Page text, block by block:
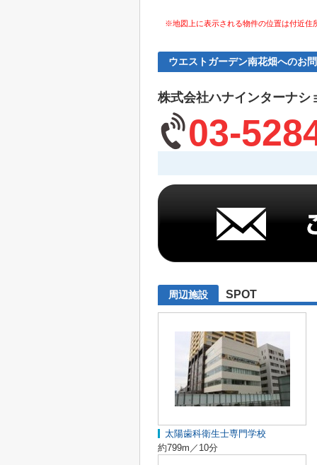
※地図上に表示される物件の位置は付近住
ウエストガーデン南花畑へのお
株式会社ハナインターナシ
03-
周辺施設 SPOT
太陽歯科衛生士専門学校
約799m／10分